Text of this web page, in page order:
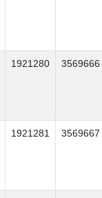
1921280 3569666
1921281 3569667